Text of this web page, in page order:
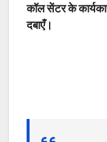
कॉल सेंटर के
दबाएँ।